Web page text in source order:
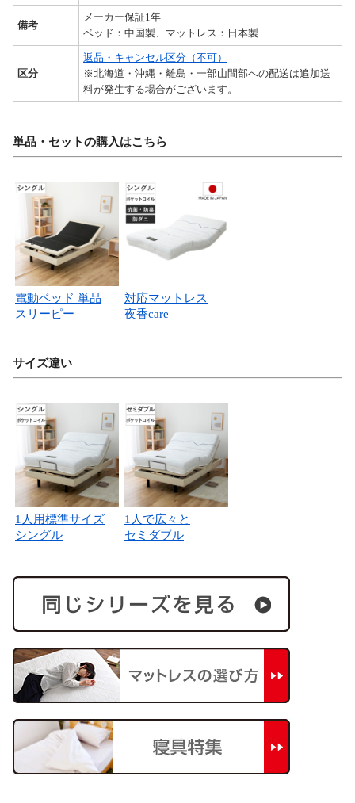
備考
メーカー保証1年
ベッド：中国製、マットレス：日本製
区分
返品・キャンセル区分（不可）
※北海道・沖縄・離島・一部山間部への配送は追加送
料が発生する場合がございます。
単品・セットの購入はこちら
電動ベッド 単品
スリーピー
対応マットレス
夜香care
サイズ違い
1人用標準サイズ
シングル
1人で広々と
セミダブル